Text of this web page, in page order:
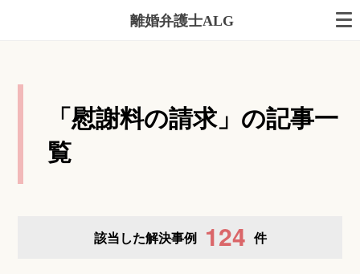
離婚弁護士ALG
「慰謝料の請求」の記事一
覧
該当した解決事例 124 件